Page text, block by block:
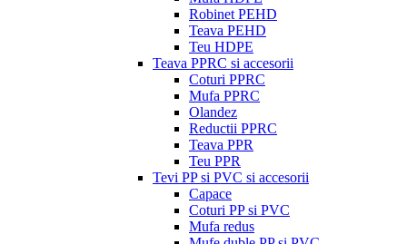
Robinet PEHD
Teava PEHD
Teu HDPE
Teava PPRC si accesorii
Coturi PPRC
Mufa PPRC
Olandez
Reductii PPRC
Teava PPR
Teu PPR
Tevi PP si PVC si accesorii
Capace
Coturi PP si PVC
Mufa redus